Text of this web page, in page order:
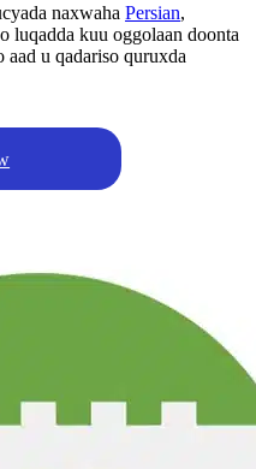
naxwaha Persian,
luqadda kuu oggolaan doonta
u qadariso quruxda